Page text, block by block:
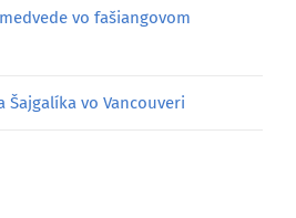
vo fašiangovom